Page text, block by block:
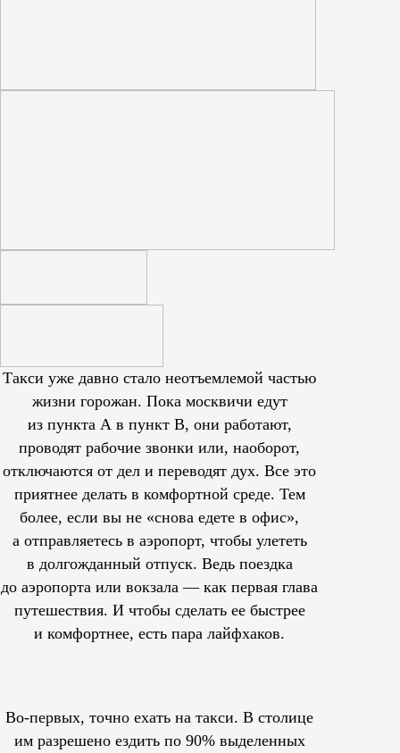
Такси уже давно стало неотъемлемой частью
жизни горожан. Пока москвичи едут
из пункта А в пункт В, они работают,
проводят рабочие звонки или, наоборот,
отключаются от дел и переводят дух. Все это
приятнее делать в комфортной среде. Тем
более, если вы не «снова едете в офис»,
а отправляетесь в аэропорт, чтобы улететь
в долгожданный отпуск. Ведь поездка
до аэропорта или вокзала — как первая глава
путешествия. И чтобы сделать ее быстрее
и комфортнее, есть пара лайфхаков.
Во-первых, точно ехать на такси. В столице
им разрешеноездить по 90% выделенных